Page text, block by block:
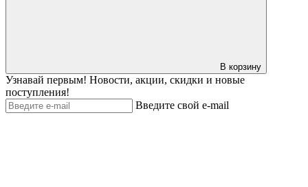
В корзину
Узнавай первым! Новости, акции, скидки и новые
поступления!
Введите свой e-mail